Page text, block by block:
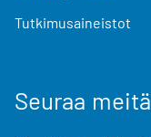
Tutkimusaineistot
Seuraa meitä